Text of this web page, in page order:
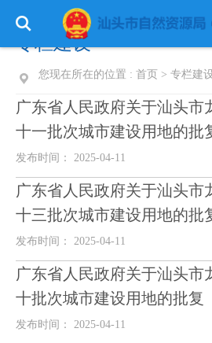
专栏建设
您现在所在的位置 : 首页 > 专栏建
广东省人民政府关于汕头市
十一批次城市建设用地的批
发布时间： 2025-04-11
广东省人民政府关于汕头市
十三批次城市建设用地的批
发布时间： 2025-04-11
广东省人民政府关于汕头市
十批次城市建设用地的批复
发布时间： 2025-04-11